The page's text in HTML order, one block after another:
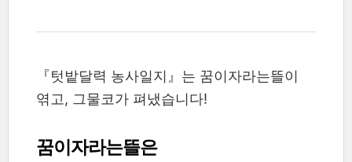
『텃밭달력 농사일지』는 꿈이자라는뜰이
엮고, 그물코가 펴냈습니다!
꿈이자라는뜰은